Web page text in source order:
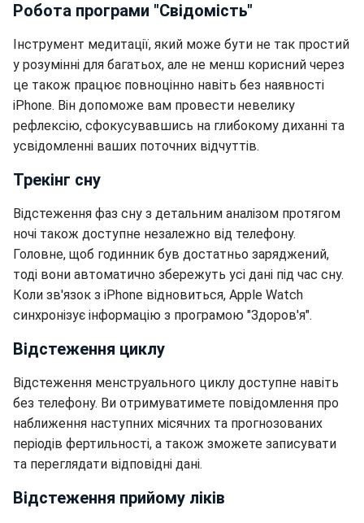
Робота програми "Свідомість"
Інструмент медитації, який може бути не так простий
у розумінні для багатьох, але не менш корисний через
це також працює повноцінно навіть без наявності
iPhone. Він допоможе вам провести невелику
рефлексію, сфокусувавшись на глибокому диханні та
усвідомленні ваших поточних відчуттів.
Трекінг сну
Відстеження фаз сну з детальним аналізом протягом
ночі також доступне незалежно від телефону.
Головне, щоб годинник був достатньо заряджений,
тоді вони автоматично збережуть усі дані під час сну.
Коли зв'язок з iPhone відновиться, Apple Watch
синхронізує інформацію з програмою "Здоров'я".
Відстеження циклу
Відстеження менструального циклу доступне навіть
без телефону. Ви отримуватимете повідомлення про
наближення наступних місячних та прогнозованих
періодів фертильності, а також зможете записувати
та переглядати відповідні дані.
Відстеження прийому ліків